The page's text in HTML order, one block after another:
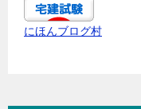
にほんブログ村